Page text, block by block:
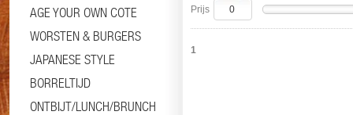
AGE YOUR OWN COTE
WORSTEN & BURGERS
JAPANESE STYLE
BORRELTIJD
ONTBIJT/LUNCH/BRUNCH
Prijs
1